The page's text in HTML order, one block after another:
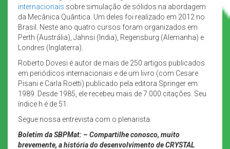
internacionais sobre simulação de sólidos na abordagem
da Mecânica Quântica. Um deles foi realizado em 2012 no
Brasil. Neste ano quatro cursos foram organizados em
Perth (Austrália), Jahnsi (India), Regensburg (Alemanha) e
Londres (Inglaterra).
Roberto Dovesi é autor de mais de 250 artigos publicados
em periódicos internacionais e de um livro (com Cesare
Pisani e Carla Roetti) publicado pela editora Springer em
1989. Desde 1985, ele recebeu mais de 7.000 citações. Seu
índice h é de 51.
Segue nossa entrevista com o plenarista.
Boletim da SBPMat: – Compartilhe conosco, muito
brevemente, a história do desenvolvimento de CRYSTAL